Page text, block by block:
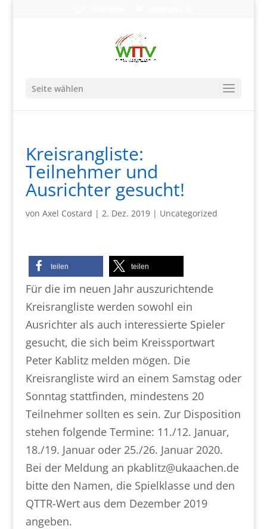
Seite wählen
Kreisrangliste:
Teilnehmer und
Ausrichter gesucht!
von Axel Costard | 2. Dez. 2019| Uncategorized
teilen teilen
Für die im neuen Jahr auszurichtende
Kreisrangliste werden sowohl ein
Ausrichter als auch interessierte Spieler
gesucht, die sich beim Kreissportwart
Peter Kablitz melden mögen. Die
Kreisrangliste wird an einem Samstag oder
Sonntag stattfinden, mindestens 20
Teilnehmer sollten es sein. Zur Disposition
stehen folgende Termine: 11./12. Januar,
18./19. Januar oder 25./26. Januar 2020.
Bei der Meldung an pkablitz@ukaachen.de
bitte den Namen, die Spielklasse und den
QTTR-Wert aus dem Dezember 2019
angeben.